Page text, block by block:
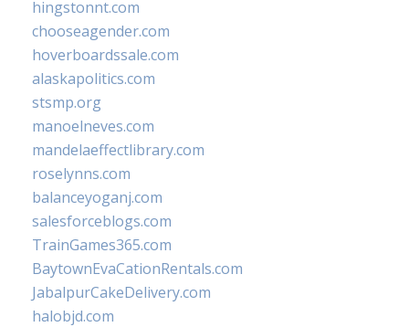
hingstonnt.com
chooseagender.com
hoverboardssale.com
alaskapolitics.com
stsmp.org
manoelneves.com
mandelaeffectlibrary.com
roselynns.com
balanceyoganj.com
salesforceblogs.com
TrainGames365.com
BaytownEvaCationRentals.com
JabalpurCakeDelivery.com
halobjd.com